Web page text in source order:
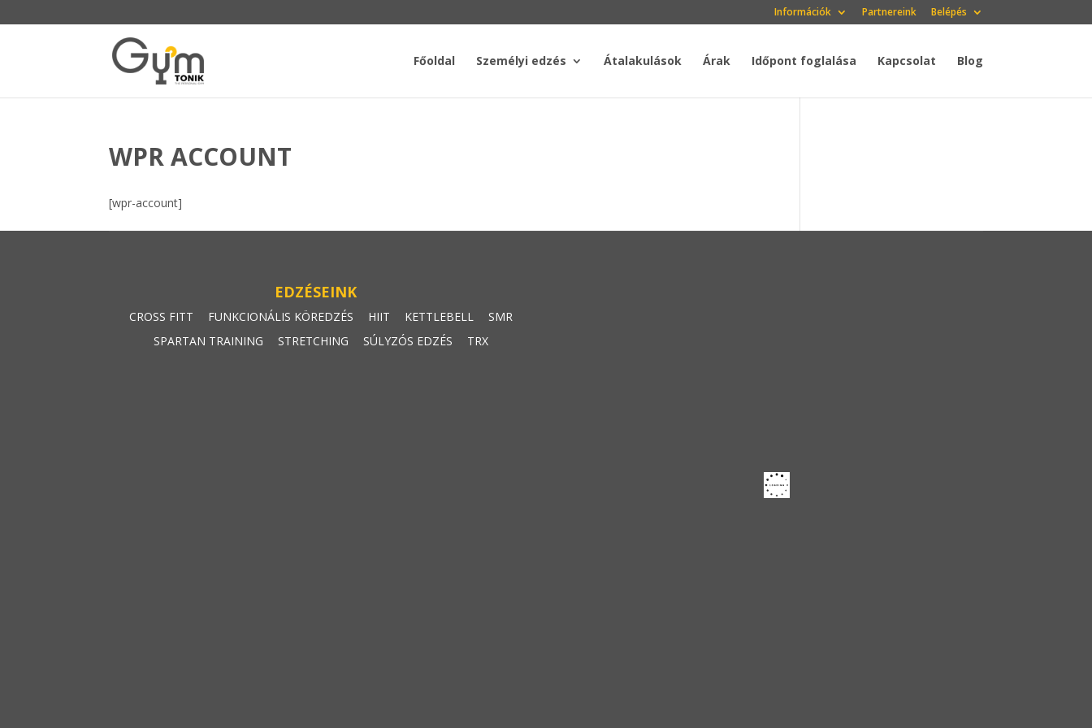
Információk Partnereink Belépés
Főoldal Személyi edzés Átalakulások Árak Időpont foglalása Kapcsolat Blog
WPR ACCOUNT
[wpr-account]
EDZÉSEINK
CROSS FITT FUNKCIONÁLIS KÖREDZÉS HIIT KETTLEBELL
SMR
SPARTAN TRAINING
STRETCHING SÚLYZÓS EDZÉS TRX